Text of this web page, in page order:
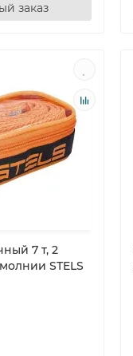
заказ
7 т, 2
STELS